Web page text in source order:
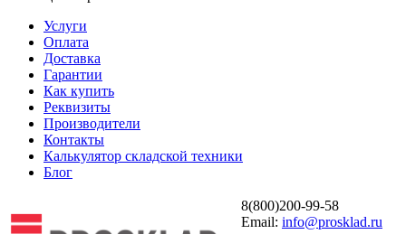
Услуги
Оплата
Доставка
Гарантии
Как купить
Реквизиты
Производители
Контакты
Калькулятор складской техники
Блог
8(800)200-99-58
Email: info@prosklad.ru